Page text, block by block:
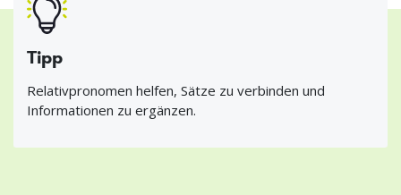
Tipp
Relativpronomen helfen, Sätze zu verbinden und
Informationen zu ergänzen.